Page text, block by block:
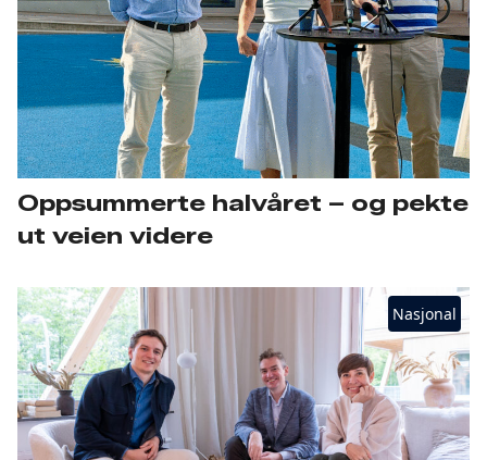
Oppsummerte halvåret – og pekte
ut veien videre
Nasjonal